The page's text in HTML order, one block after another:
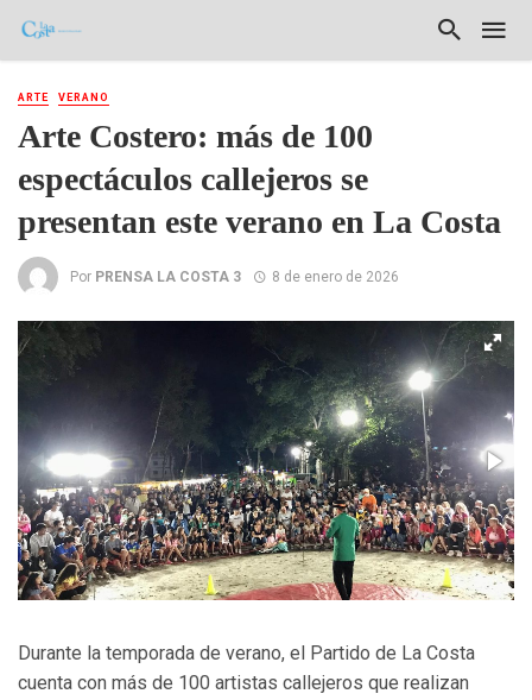
ARTE VERANO
Arte Costero: más de 100
espectáculos callejeros se
presentan este verano en La Costa
Por PRENSA LA COSTA 3 8 de enero de 2026
Durante la temporada de verano, el Partido de La Costa
cuenta con más de 100 artistas callejeros que realizan